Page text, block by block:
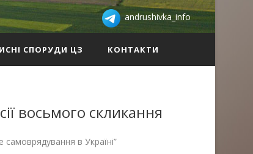
andrushivka_info
СПОРУДИ ЦЗ КОНТАКТИ
восьмого скликання
самоврядування в Україні”